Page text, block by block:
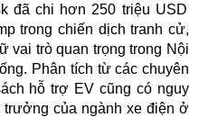
kđã chi hơn 250 triệu USD
trong chiến dịch tranh cử,
vai trò quan trọng trong Nội
Phân tích từ các chuyên
hỗ trợ EV cũng có nguy
trưởng của ngành xe điện ở